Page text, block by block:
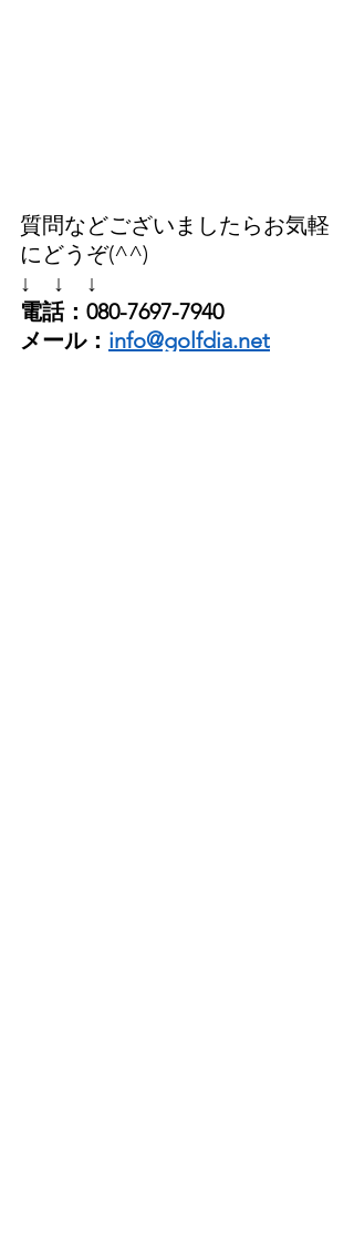
質問などございましたらお気軽
にどうぞ(^^)
↓　↓　↓
電話：080-7697-7940
メール： info@golfdia.net